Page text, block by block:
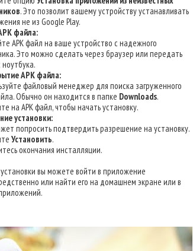
. Это позволит вашему устройству устанавливать
не из Google Play.
файла:
APK файл на ваше устройство с надежного
Это можно сделать через браузер или передать
APK файла:
файловый менеджер для поиска загруженного
Обычно он находится в папке Downloads.
на APK файл, чтобы начать установку.
установки:
попросить подтвердить разрешение на установку.
Установить.
окончания инсталляции.
вы можете войти в приложение
или найти его на домашнем экране или в